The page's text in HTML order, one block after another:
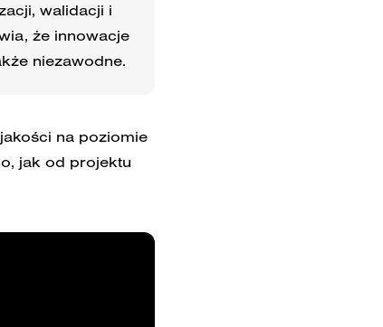
walidacji i
że innowacje
niezawodne.
na poziomie
jak od projektu